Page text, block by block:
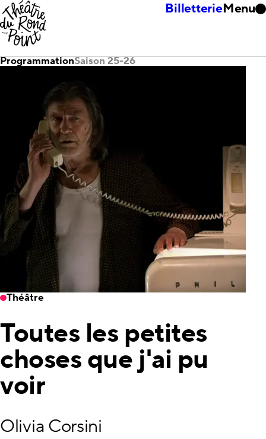
BilletterieMenu
ProgrammationSaison 25-26
Théâtre
Toutes les petites
choses que j'ai pu
voir
Olivia Corsini